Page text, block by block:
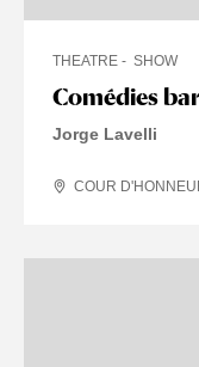
Comédies
THEATRE SHOW
Jorge Lavelli
COUR